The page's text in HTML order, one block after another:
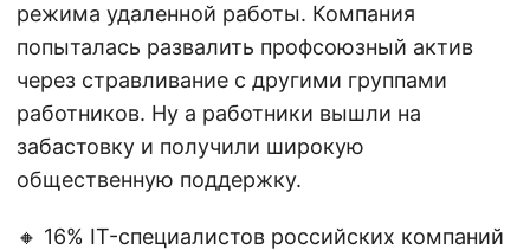
режима удаленной работы. Компания
попыталась развалить профсоюзный актив
через стравливание с другими группами
работников. Ну а работники вышли на
забастовку и получили широкую
общественную поддержку.
🔸 16% IT-специалистов российских компаний